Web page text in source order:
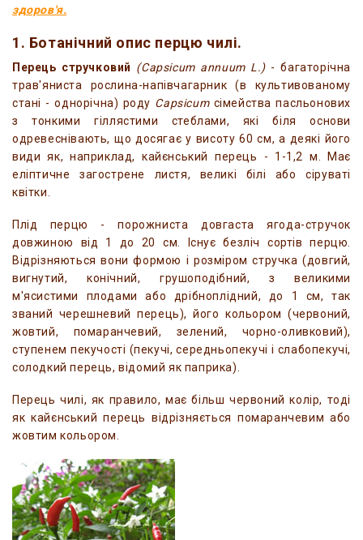
здоров'я.
1. Ботанічний опис перцю чилі.
Перець стручковий (Capsicum annuum L.) - багаторічна
трав'яниста рослина-напівчагарник (в культивованому
стані - однорічна) роду Capsicumсімейства пасльонових
з тонкими гіллястими стеблами, які біля основи
одревеснівають, що досягає у висоту 60 см, а деякі його
види як, наприклад, кайєнський перець - 1-1,2 м. Має
еліптичне загострене листя, великі білі або сіруваті
квітки.
Плід перцю - порожниста довгаста ягода-стручок
довжиною від 1 до 20 см. Існує безліч сортів перцю.
Відрізняються вони формою і розміром стручка (довгий,
вигнутий, конічний, грушоподібний, з великими
м'ясистими плодами або дрібноплідний, до 1 см, так
званий черешневий перець), його кольором (червоний,
жовтий, помаранчевий, зелений, чорно-оливковий),
ступенем пекучості (пекучі, середньопекучі і слабопекучі,
солодкий перець, відомий як паприка).
Перець чилі, як правило, має більш червоний колір, тоді
як кайєнський перець відрізняється помаранчевим або
жовтим кольором.